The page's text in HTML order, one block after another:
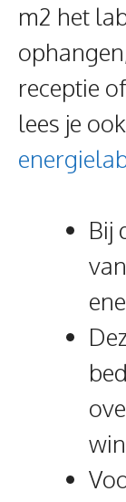
m2 het
receptie
lees je
Bij